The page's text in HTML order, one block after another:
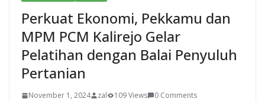
Perkuat Ekonomi, Pekkamu dan
MPM PCM Kalirejo Gelar
Pelatihan dengan Balai Penyuluh
Pertanian
November 1, 2024 zal 109 Views
0 Comments